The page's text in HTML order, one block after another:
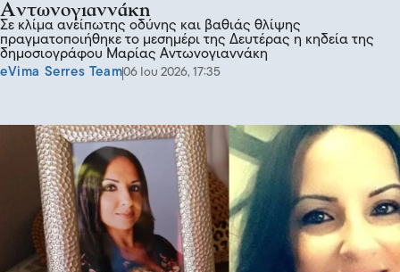
Αντωνογιαννάκη
Σε κλίμα ανείπωτης οδύνης και βαθιάς θλίψης
πραγματοποιήθηκε το μεσημέρι της Δευτέρας η κηδεία της
δημοσιογράφου Μαρίας Αντωνογιαννάκη
eVima Serres Team06 Ιου 2026, 17:35